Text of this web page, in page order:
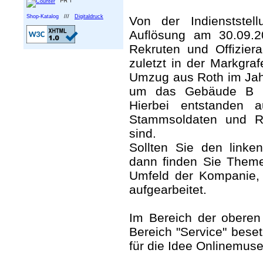
Shop-Katalog /// Digitaldruck
Von der
Auflösung am
Rekruten und
zuletzt in der
Umzug aus Roth im
um das Gebäude B
Hierbei entstanden
Stammsoldaten und
sind.
Sollten Sie den
dann finden Sie
Umfeld der
aufgearbeitet.
Im Bereich der
Bereich "Service"
für die Idee